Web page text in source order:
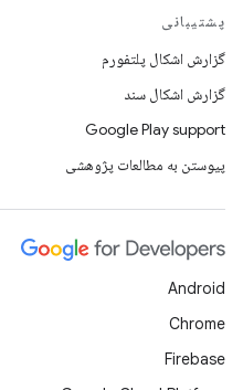
پشتیبانی
گزارش اشکال پلتفورم
گزارش اشکال سند
Google Play support
پیوستن به مطالعات پژوهشی
Android
Chrome
Firebase